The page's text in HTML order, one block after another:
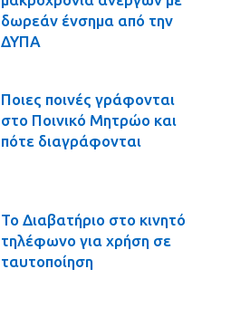
δωρεάν ένσημα από την
ΔΥΠΑ
Ποιες ποινές γράφονται
στο Ποινικό Μητρώο και
πότε διαγράφονται
Το Διαβατήριο στο κινητό
τηλέφωνο για χρήση σε
ταυτοποίηση